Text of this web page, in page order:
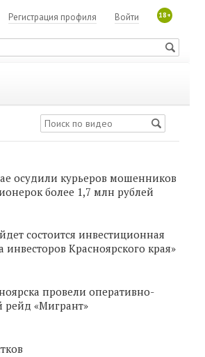
18+
Войти
Регистрация профиля
осудили курьеров мошенников
более 1,7 млн рублей
состоится инвестиционная
инвесторов Красноярского края»
провели оперативно-
рейд «Мигрант»